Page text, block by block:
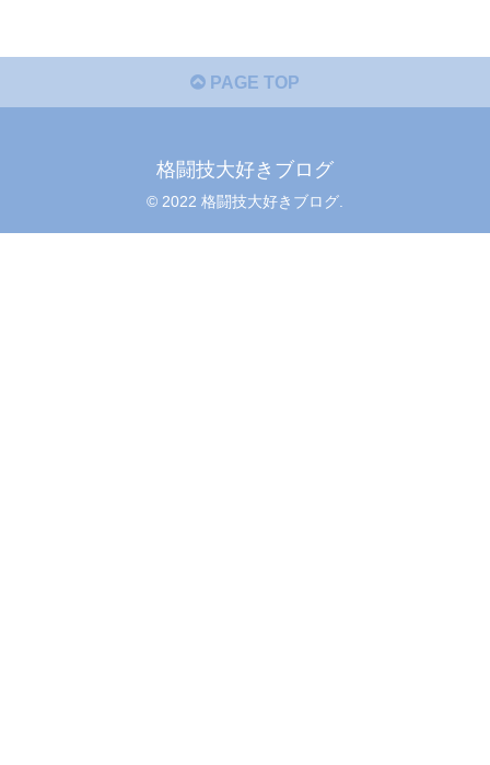
PAGE TOP
格闘技大好きブログ
© 2022 格闘技大好きブログ.